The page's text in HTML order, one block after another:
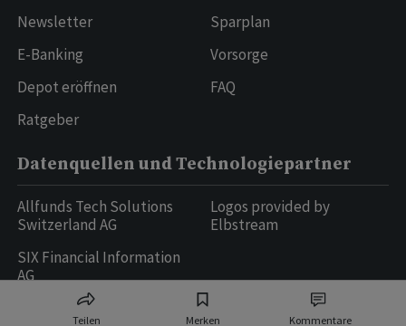
Teilen Merken Kommentare
Newsletter
E-Banking
Depot eröffnen
Ratgeber
Sparplan
Vorsorge
FAQ
Datenquellen und Technologiepartner
Allfunds Tech Solutions
Switzerland AG
SIX Financial Information
AG
Logos provided by
Elbstream